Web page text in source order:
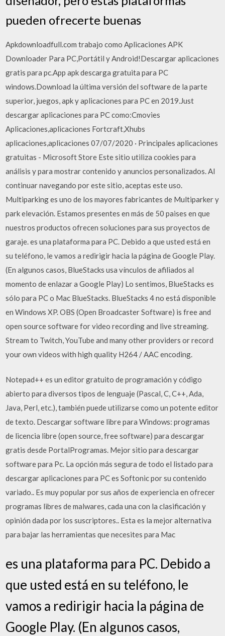
pueden ofrecerte buenas
Apkdownloadfull.com trabajo como Aplicaciones APK
Downloader Para PC,Portátil y Android!Descargar aplicaciones
gratis para pc.App apk descarga gratuita para PC
windows.Download la última versión del software de la parte
superior, juegos, apk y aplicaciones para PC en 2019.Just
descargar aplicaciones para PC como:Cmovies
Aplicaciones,aplicaciones Fortcraft,Xhubs
aplicaciones,aplicaciones 07/07/2020 · Principales aplicaciones
gratuitas - Microsoft Store Este sitio utiliza cookies para
análisis y para mostrar contenido y anuncios personalizados. Al
continuar navegando por este sitio, aceptas este uso.
Multiparking es uno de los mayores fabricantes de Multiparker y
park elevación. Estamos presentes en más de 50 paises en que
nuestros productos ofrecen soluciones para sus proyectos de
garaje. es una plataforma para PC. Debido a que usted está en
su teléfono, le vamos a redirigir hacia la página de Google Play.
(En algunos casos, BlueStacks usa vínculos de afiliados al
momento de enlazar a Google Play) Lo sentimos, BlueStacks es
sólo para PC o Mac BlueStacks. BlueStacks 4 no está disponible
en Windows XP. OBS (Open Broadcaster Software) is free and
open source software for video recording and live streaming.
Stream to Twitch, YouTube and many other providers or record
your own videos with high quality H264 / AAC encoding.
Notepad++ es un editor gratuito de programación y código
abierto para diversos tipos de lenguaje (Pascal, C, C++, Ada,
Java, Perl, etc.), también puede utilizarse como un potente editor
de texto. Descargar software libre para Windows: programas
de licencia libre (open source, free software) para descargar
gratis desde PortalProgramas. Mejor sitio para descargar
software para Pc. La opción más segura de todo el listado para
descargar aplicaciones para PC es Softonic por su contenido
variado.. Es muy popular por sus años de experiencia en ofrecer
programas libres de malwares, cada una con la clasificación y
opinión dada por los suscriptores.. Esta es la mejor alternativa
para bajar las herramientas que necesites para Mac
es una plataforma para PC. Debido a
que usted está en su teléfono, le
vamos a redirigir hacia la página de
Google Play. (En algunos casos,